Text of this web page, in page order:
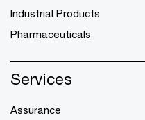
Industrial Products
Pharmaceuticals
Services
Assurance